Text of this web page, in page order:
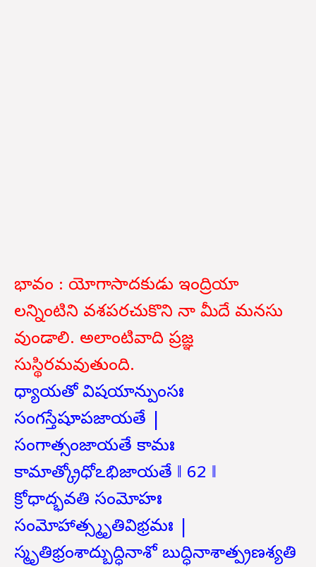
భావం : యోగాసాదకుడు ఇంద్రియా
లన్నింటిని వశపరచుకొని నా మీదే మనసు
వుండాలి. అలాంటివాది ప్రజ్ఞ
సుస్థిరమవుతుంది.
ధ్యాయతో విషయాన్పుంసః
సంగస్తేషూపజాయతే |
సంగాత్సంజాయతే కామః
కామాత్క్రోధోఽభిజాయతే ‖ 62 ‖
క్రోధాద్భవతి సంమోహః
సంమోహాత్స్మృతివిభ్రమః |
స్మృతిభ్రంశాద్బుద్ధినాశో బుద్ధినాశాత్ప్రణశ్యతి